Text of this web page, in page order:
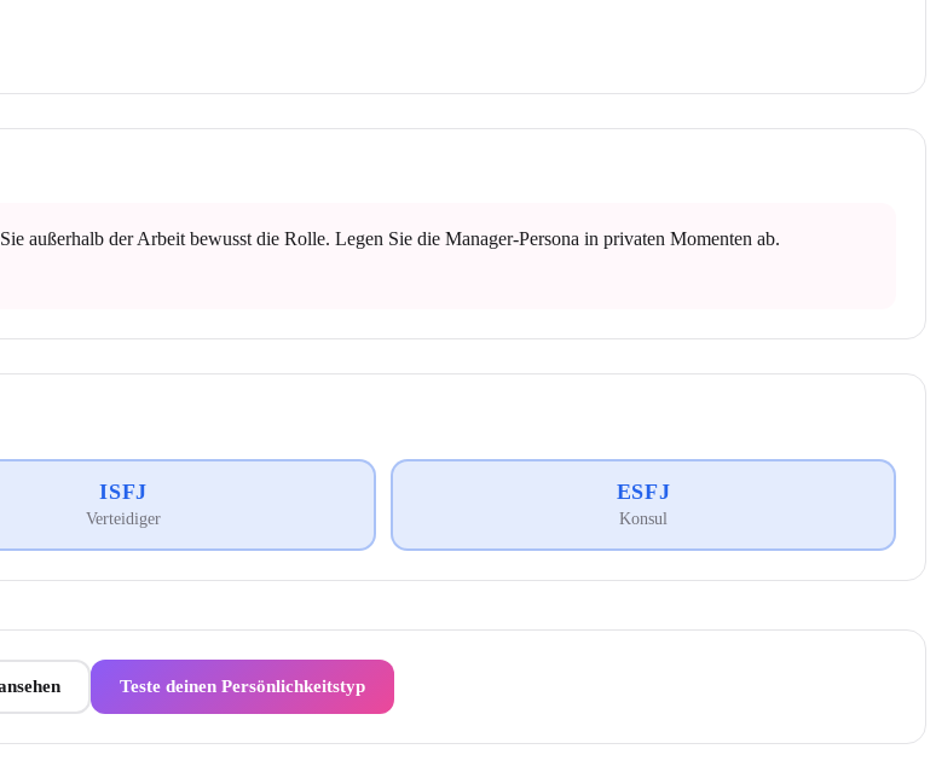
außerhalb der Arbeit bewusst die Rolle. Legen Sie die Manager-Persona in privaten Momenten ab.
ISFJ
Verteidiger
ESFJ
Konsul
Teste deinen Persönlichkeitstyp